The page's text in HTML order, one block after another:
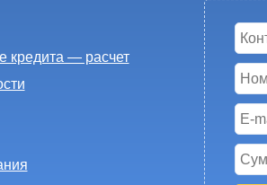
кредита — расчет